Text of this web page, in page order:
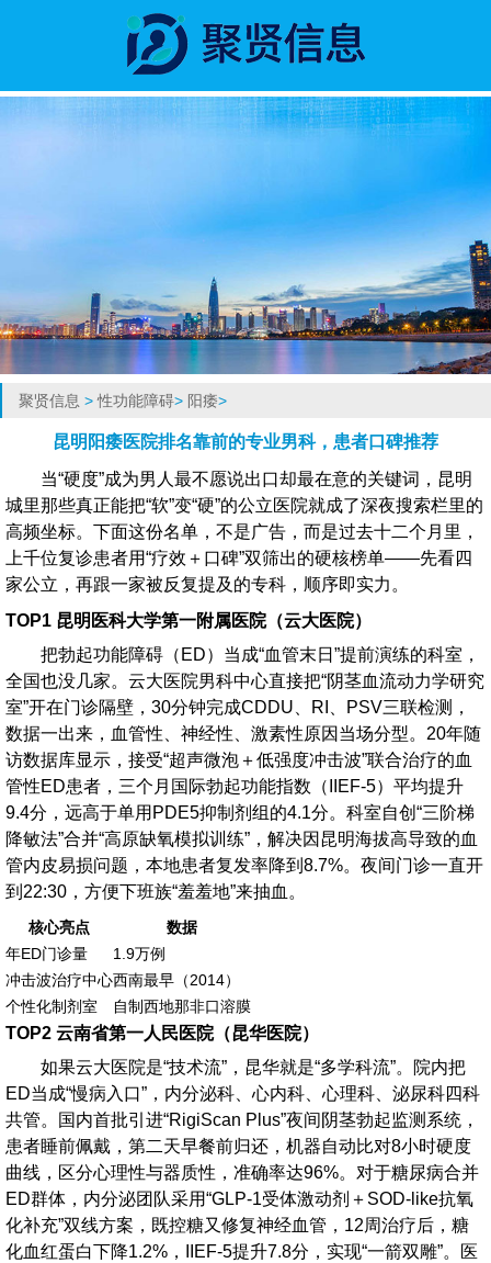
聚贤信息 >性功能障碍> 阳痿>
昆明阳痿医院排名靠前的专业男科，患者口碑推荐
当“硬度”成为男人最不愿说出口却最在意的关键词，昆明
城里那些真正能把“软”变“硬”的公立医院就成了深夜搜索栏里的
高频坐标。下面这份名单，不是广告，而是过去十二个月里，
上千位复诊患者用“疗效＋口碑”双筛出的硬核榜单——先看四
家公立，再跟一家被反复提及的专科，顺序即实力。
TOP1 昆明医科大学第一附属医院（云大医院）
把勃起功能障碍（ED）当成“血管末日”提前演练的科室，
全国也没几家。云大医院男科中心直接把“阴茎血流动力学研究
室”开在门诊隔壁，30分钟完成CDDU、RI、PSV三联检测，
数据一出来，血管性、神经性、激素性原因当场分型。20年随
访数据库显示，接受“超声微泡＋低强度冲击波”联合治疗的血
管性ED患者，三个月国际勃起功能指数（IIEF-5）平均提升
9.4分，远高于单用PDE5抑制剂组的4.1分。科室自创“三阶梯
降敏法”合并“高原缺氧模拟训练”，解决因昆明海拔高导致的血
管内皮易损问题，本地患者复发率降到8.7%。夜间门诊一直开
到22:30，方便下班族“羞羞地”来抽血。
核心亮点
数据
年ED门诊量
1.9万例
冲击波治疗中心西南最早（2014）
个性化制剂室
自制西地那非口溶膜
TOP2 云南省第一人民医院（昆华医院）
如果云大医院是“技术流”，昆华就是“多学科流”。院内把
ED当成“慢病入口”，内分泌科、心内科、心理科、泌尿科四科
共管。国内首批引进“RigiScan Plus”夜间阴茎勃起监测系统，
患者睡前佩戴，第二天早餐前归还，机器自动比对8小时硬度
曲线，区分心理性与器质性，准确率达96%。对于糖尿病合并
ED群体，内分泌团队采用“GLP-1受体激动剂＋SOD-like抗氧
化补充”双线方案，既控糖又修复神经血管，12周治疗后，糖
化血红蛋白下降1.2%，IIEF-5提升7.8分，实现“一箭双雕”。医